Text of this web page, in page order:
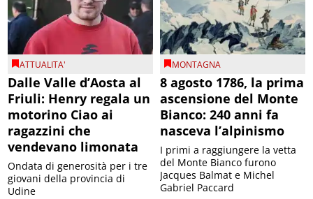
ATTUALITA'
Dalle Valle d’Aosta al
Friuli: Henry regala un
motorino Ciao ai
ragazzini che
vendevano limonata
Ondata di generosità per i tre
giovani della provincia di
Udine
MONTAGNA
8 agosto 1786, la prima
ascensione del Monte
Bianco: 240 anni fa
nasceva l’alpinismo
I primi a raggiungere la vetta
del Monte Bianco furono
Jacques Balmat e Michel
Gabriel Paccard